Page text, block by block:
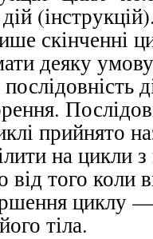
дій
скінченні
деяку
прийнято
на цикли
того коли
циклу
тіла.